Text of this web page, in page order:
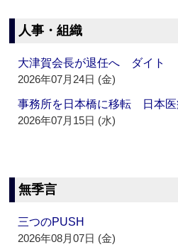
人事・組織
大津賀会長が退任へ ダイト
2026年07月24日 (金)
事務所を日本橋に移転 日本医
2026年07月15日 (水)
無季言
三つのPUSH
2026年08月07日 (金)